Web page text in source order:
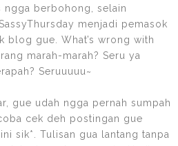
ngga berbohong, selain
menjadi pemasok
blog gue. What’s wrong with
marah-marah? Seru ya
Seruuuuu~
gue udah ngga pernah sumpah
cek deh postingan gue
sik*. Tulisan gua lantang tanpa